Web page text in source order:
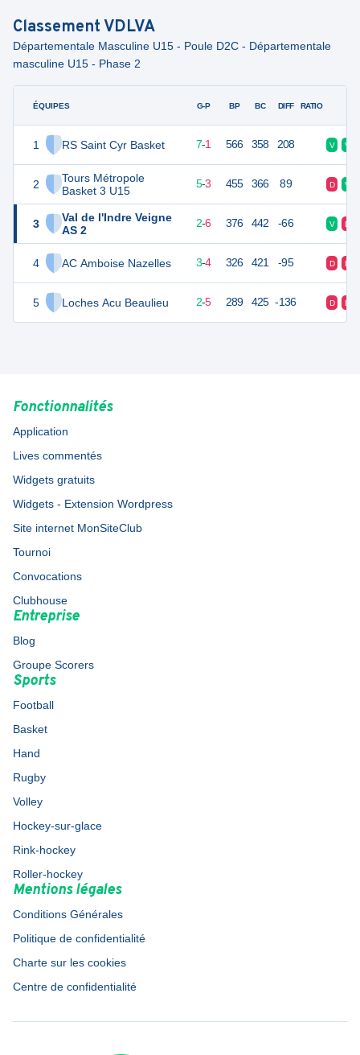
Classement VDLVA
Départementale Masculine U15 - Poule D2C - Départementale
masculine U15 - Phase 2
ÉQUIPES
1 RS Saint Cyr Basket
2
Tours Métropole
Basket 3 U15
3
Val de l'Indre Veigne
AS 2
4 AC Amboise Nazelles
5 Loches Acu Beaulieu
G-P BP BC DIFF RATIO
15 7-1 566 358 208 V V
13 5-3 455 366 89 D V
10 8 2-6 376 442 -66 V D
10 7 3-4 326 421 -95 D D
9 2-5 289 425 -136 D D
Fonctionnalités
Application
Lives commentés
Widgets gratuits
Widgets - Extension Wordpress
Site internet MonSiteClub
Tournoi
Convocations
Clubhouse
Entreprise
Blog
Groupe Scorers
Sports
Football
Basket
Hand
Rugby
Volley
Hockey-sur-glace
Rink-hockey
Roller-hockey
Mentions légales
Conditions Générales
Politique de confidentialité
Charte sur les cookies
Centre de confidentialité